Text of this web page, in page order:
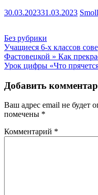
30.03.202331.03.2023
Без рубрики
Навигация
по
Учащиеся 6-х классов
Фастовецкой » Как
Урок цифры «Что
Добавить
Ваш адрес email не будет
помечены *
Комментарий *